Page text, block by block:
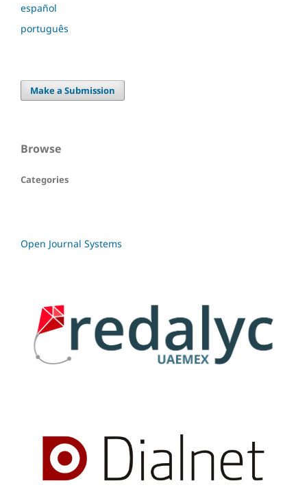
español
português
Make a Submission
Browse
Categories
Open Journal Systems